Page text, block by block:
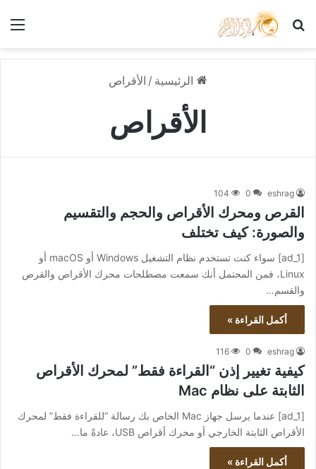
بحث عن
الرئيسية / الأقراص
الأقراص
eshrag
0
104
القرص ومحرك الأقراص والحجم والتقسيم
والصورة: كيف تختلف
[ad_1] سواء كنت تستخدم نظام التشغيل Windows أو macOS أو
Linux، فمن المحتمل أنك سمعت مصطلحات محرك الأقراص والقرص
والقسم…
أكمل القراءة »
eshrag
0
116
كيفية تغيير إذن “القراءة فقط” لمحرك الأقراص
الثابتة على نظام Mac
[ad_1] عندما يرسل جهاز Mac الخاص بك رسالة “للقراءة فقط” لمحرك
الأقراص الثابتة الخارجي أو محرك أقراص USB، عادةً ما…
أكمل القراءة »